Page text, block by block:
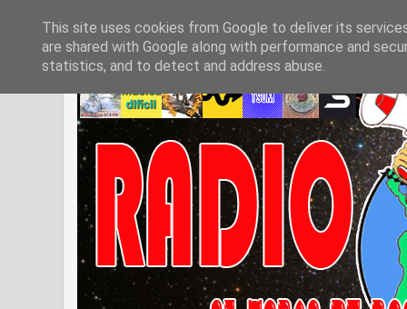
This site uses cookies from Google to deliver its
are shared with Google along with performance and
statistics, and to detect and address abuse.